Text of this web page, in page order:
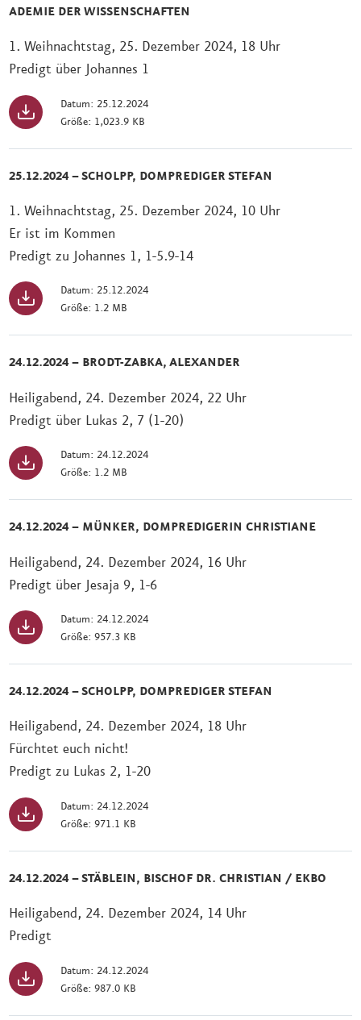
ADEMIE DER WISSENSCHAFTEN
1. Weihnachtstag, 25. Dezember 2024, 18 Uhr
Predigt über Johannes 1
Datum: 25.12.2024
Größe: 1,023.9 KB
25.12.2024 – SCHOLPP, DOMPREDIGER STEFAN
1. Weihnachtstag, 25. Dezember 2024, 10 Uhr
Er ist im Kommen
Predigt zu Johannes 1, 1-5.9-14
Datum: 25.12.2024
Größe: 1.2 MB
24.12.2024 – BRODT-ZABKA, ALEXANDER
Heiligabend, 24. Dezember 2024, 22 Uhr
Predigt über Lukas 2, 7 (1-20)
Datum: 24.12.2024
Größe: 1.2 MB
24.12.2024 – MÜNKER, DOMPREDIGERIN CHRISTIANE
Heiligabend, 24. Dezember 2024, 16 Uhr
Predigt über Jesaja 9, 1-6
Datum: 24.12.2024
Größe: 957.3 KB
24.12.2024 – SCHOLPP, DOMPREDIGER STEFAN
Heiligabend, 24. Dezember 2024, 18 Uhr
Fürchtet euch nicht!
Predigt zu Lukas 2, 1-20
Datum: 24.12.2024
Größe: 971.1 KB
24.12.2024 – STÄBLEIN, BISCHOF DR. CHRISTIAN / EKBO
Heiligabend, 24. Dezember 2024, 14 Uhr
Predigt
Datum: 24.12.2024
Größe: 987.0 KB